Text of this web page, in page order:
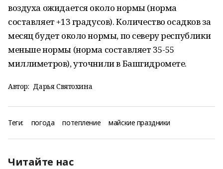
воздуха ожидается около нормы (норма
составляет +13 градусов). Количество осадков за
месяц будет около нормы, по северу республики
меньше нормы (норма составляет 35-55
миллиметров), уточнили в Башгидромете.
Автор: Дарья Святохина
Теги: погода потепление майские праздники
Читайте нас